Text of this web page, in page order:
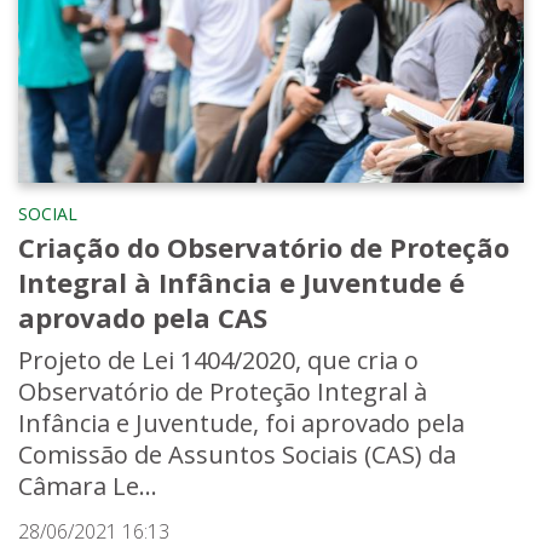
SOCIAL
Criação do Observatório de Proteção
Integral à Infância e Juventude é
aprovado pela CAS
Projeto de Lei 1404/2020, que cria o
Observatório de Proteção Integral à
Infância e Juventude, foi aprovado pela
Comissão de Assuntos Sociais (CAS) da
Câmara Le...
28/06/2021 16:13